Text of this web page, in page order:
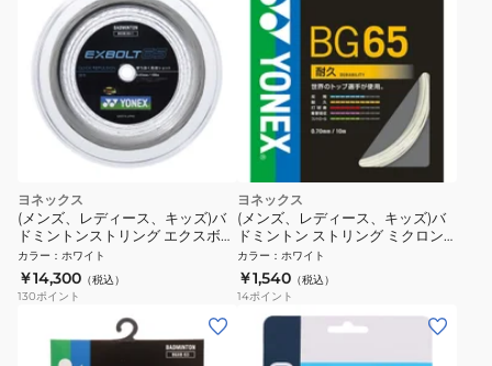
ヨネックス
(メンズ、レディース、キッズ)バ
ドミントンストリング エクスボル
ト65 100m BGXB65-1-011
カラー ： ホワイト
￥14,300 （税込）
130ポイント
ヨネックス
(メンズ、レディース、キッズ)バ
ドミントン ストリング ミクロン
65 BG65-011
カラー ： ホワイト
￥1,540 （税込）
14ポイント